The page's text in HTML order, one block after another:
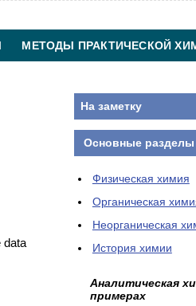
МЕТОДЫ ПРАКТИЧЕСКОЙ
data
На заметку
Основные разделы
Физическая химия
Органическая
Неорганическая
История химии
Аналитическая
примерах